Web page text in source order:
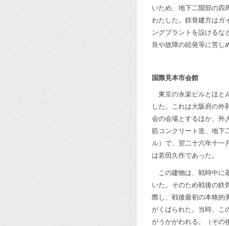
いため、地下二階部の四
わたした。鉄骨建方はガ
ングプラントを設けるな
良や故障の続発等に苦し
国際見本市会館
東京の永楽ビルとほと
した。これは大阪府の外
会の会場とするほか、外
筋コンクリート造、地下
ル）で、翌二十六年十一
は若田久作であった。
この建物は、戦時中に
いた。そのため戦後の鉄
際し、戦後最初の本格的
がくばられた。当時、こ
がうかがわれる。（その